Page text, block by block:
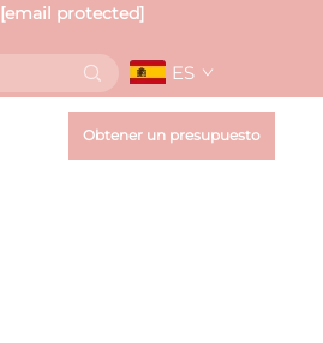
[email protected]
ES
Obtener un presupuesto